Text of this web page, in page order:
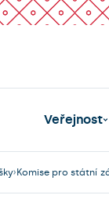
Veřejnost
Komise pro státní